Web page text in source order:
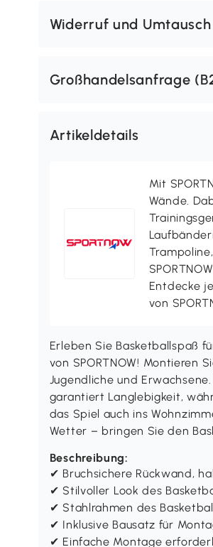
Widerruf und Umtausch
Großhandelsanfrage
Artikeldetails
Mit
Wände.
Entdecke
von
Erleben Sie Basketballspaß
von SPORTNOW! Montieren
Jugendliche und
garantiert Langlebigkeit,
das Spiel auch ins
Wetter – bringen Sie den
Beschreibung:
✔ Bruchsichere Rückwand,
✔ Stilvoller Look des
✔ Stahlrahmen des
✔ Inklusive Bausatz für
✔ Einfache Montage